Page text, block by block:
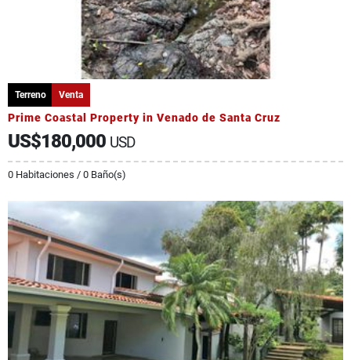
Terreno Venta
Prime Coastal Property in Venado de Santa Cruz
US$180,000 USD
0 Habitaciones / 0 Baño(s)